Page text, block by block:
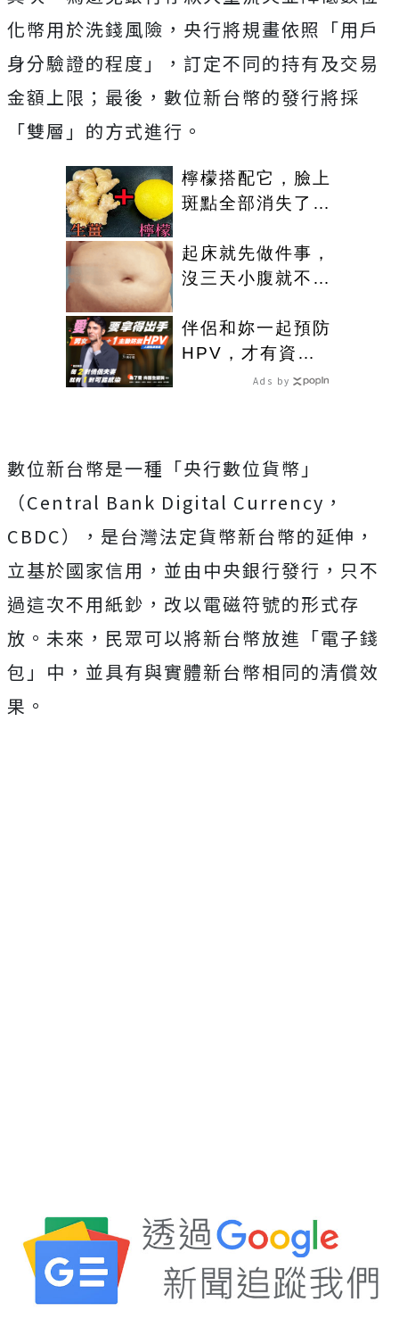
化幣用於洗錢風險，央行將規畫依照「用戶
身分驗證的程度」，訂定不同的持有及交易
金額上限；最後，數位新台幣的發行將採
「雙層」的方式進行。
檸檬搭配它，臉上
斑點全部消失了，
起床就先做件事，
沒三天小腹就不見
小！
伴侶和妳一起預防
HPV，才有資格
說愛妳！Ads by
數位新台幣是一種「央行數位貨幣」
（Central Bank Digital Currency，
CBDC），是台灣法定貨幣新台幣的延伸，
立基於國家信用，並由中央銀行發行，只不
過這次不用紙鈔，改以電磁符號的形式存
放。未來，民眾可以將新台幣放進「電子錢
包」中，並具有與實體新台幣相同的清償效
果。